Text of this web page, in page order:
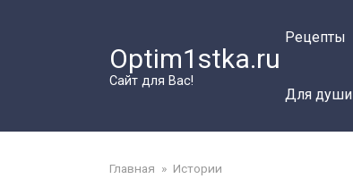
Optim1stka.ru
Сайт для Вас!
Рецепты
Для души
Главная » Истории